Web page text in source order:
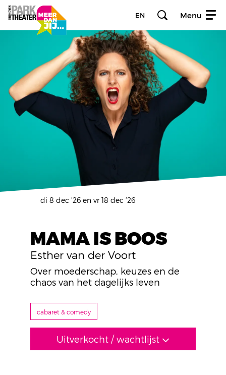
EN Menu
MAMA IS BOOS
Esther van der Voort
di 8 dec ’26 en vr 18 dec ’26
Over moederschap, keuzes en de
chaos van het dagelijks leven
cabaret & comedy
Uitverkocht / wachtlijst